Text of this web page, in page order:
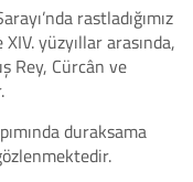
rastladığımız
yüzyıllar arasında,
Rey, Cürcân ve
duraksama